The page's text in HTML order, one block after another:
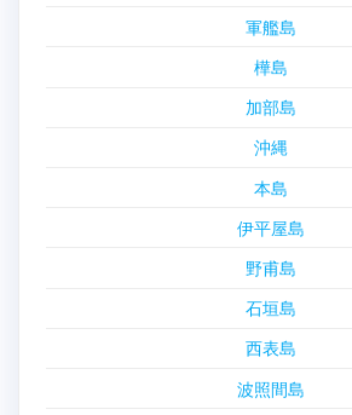
軍艦島
樺島
加部島
沖縄
本島
伊平屋島
野甫島
石垣島
西表島
波照間島